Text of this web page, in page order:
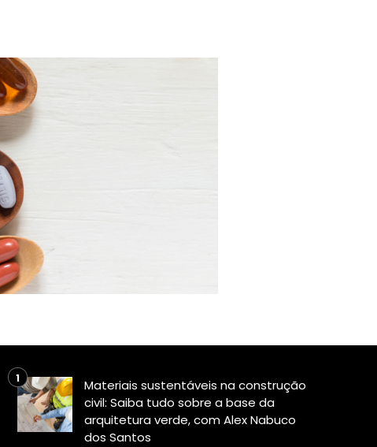
Materiais sustentáveis na construção
civil: Saiba tudo sobre a base da
arquitetura verde, com Alex Nabuco
dos Santos